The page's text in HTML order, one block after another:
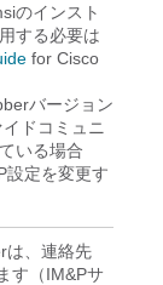
のインスト
する必要は
for Cisco
バージョン
ドコミュニ
いる場合
設定を変更す
は、連絡先
す（IM&Pサ